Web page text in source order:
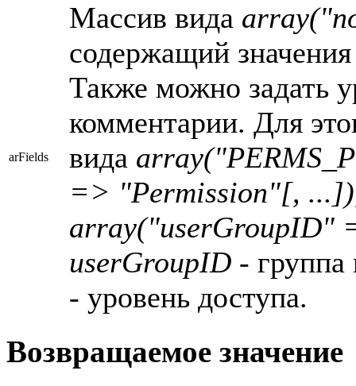
arFields
Массив вида
содержащий
Также можно задать
комментарии. Для
вида
=> "Permission"[,
array("userGroupID"
userGroupID - группа
- уровень доступа.
Возвращаемое значение